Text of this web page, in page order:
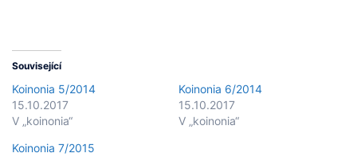
Související
Koinonia 5/2014
15.10.2017
V „koinonia“
Koinonia 6/2014
15.10.2017
V „koinonia“
Koinonia 7/2015